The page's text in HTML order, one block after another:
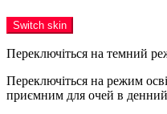
Switch skin
Переключіться на темний
Переключіться на режим
приємним для очей в